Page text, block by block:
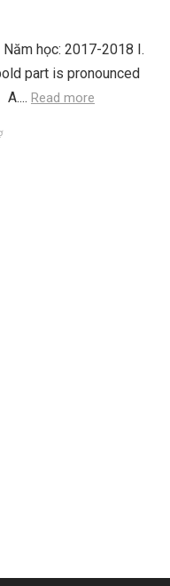
học: 2017-2018 I.
part is pronounced
Read more